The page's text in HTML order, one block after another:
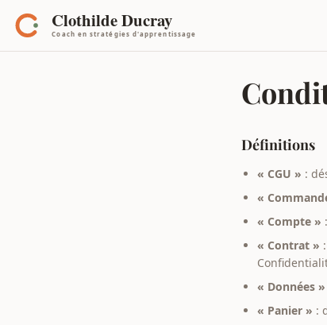
Définitions
« CGU » :
«
« Compte »
« Contrat »
« Données »
« Panier » :